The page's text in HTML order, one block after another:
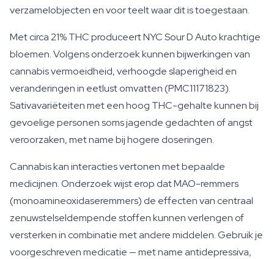
verzamelobjecten en voor teelt waar dit is toegestaan.
Met circa 21% THC produceert NYC Sour D Auto krachtige
bloemen. Volgens onderzoek kunnen bijwerkingen van
cannabis vermoeidheid, verhoogde slaperigheid en
veranderingen in eetlust omvatten (PMC11171823).
Sativavariëteiten met een hoog THC-gehalte kunnen bij
gevoelige personen soms jagende gedachten of angst
veroorzaken, met name bij hogere doseringen.
Cannabis kan interacties vertonen met bepaalde
medicijnen. Onderzoek wijst erop dat MAO-remmers
(monoamineoxidaseremmers) de effecten van centraal
zenuwstelseldempende stoffen kunnen verlengen of
versterken in combinatie met andere middelen. Gebruik je
voorgeschreven medicatie — met name antidepressiva,